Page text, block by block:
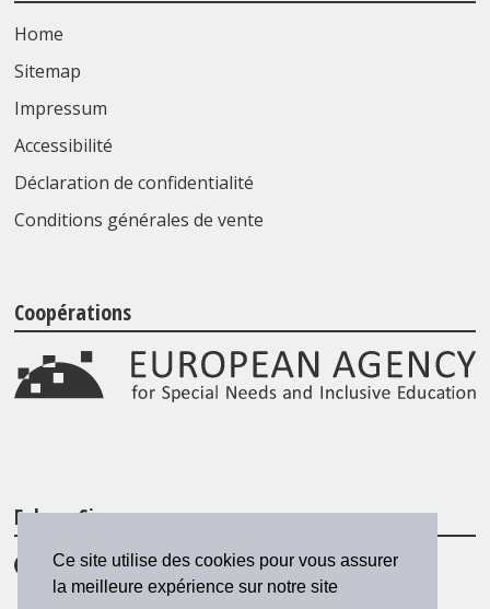
Ce site utilise des cookies pour vous assurer
la meilleure expérience sur notre site
Home
Sitemap
Impressum
Accessibilité
Déclaration de confidentialité
Conditions générales de vente
Coopérations
Folgen Sie uns